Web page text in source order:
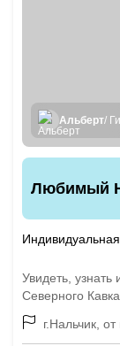
Альберт/
Любимый
Индивидуальная
Увидеть,
Северного
г.Нальчик,